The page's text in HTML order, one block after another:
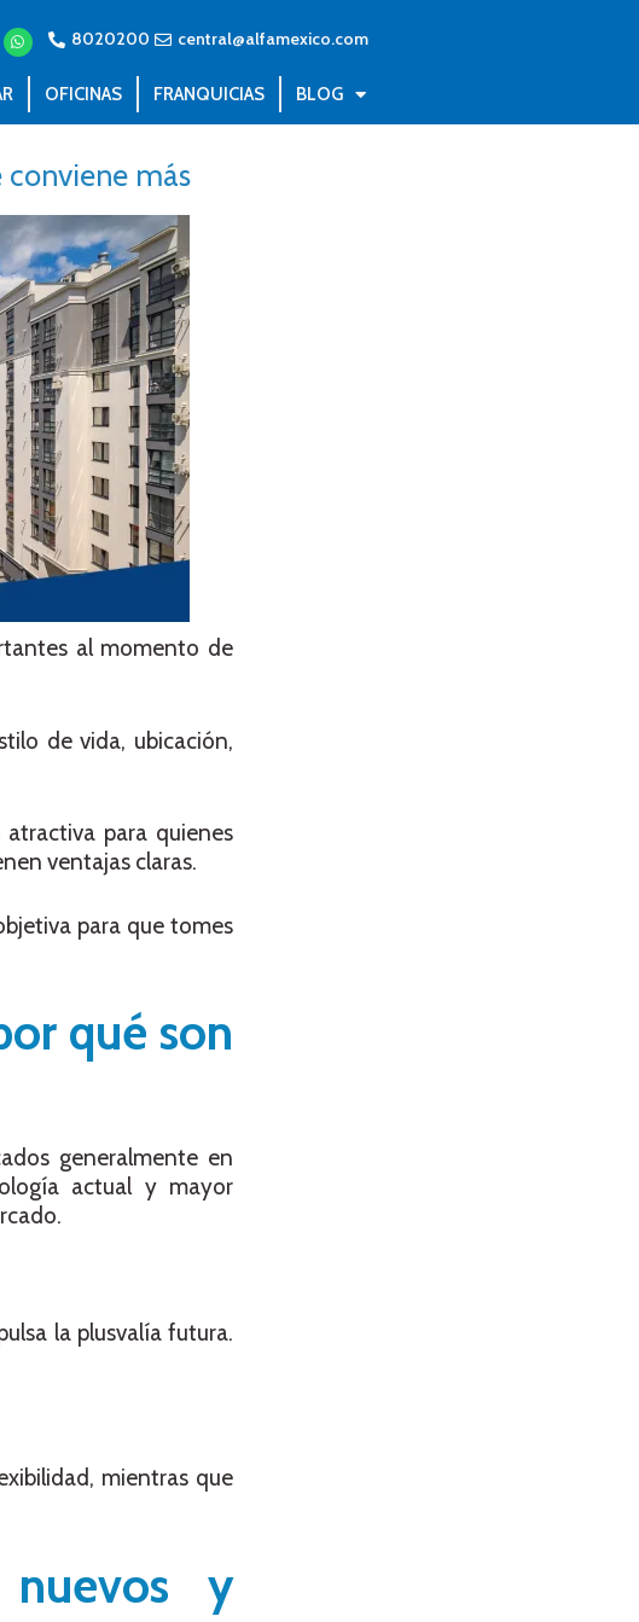
8020200 central@alfamexico.com
OFICINAS FRANQUICIAS BLOG
conviene más
al momento de
de vida, ubicación,
para quienes
ventajas claras.
para que tomes
qué son
generalmente en
actual y mayor
la plusvalía futura.
mientras que
nuevos y